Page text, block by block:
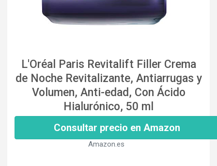
L'Oréal Paris Revitalift Filler Crema
de Noche Revitalizante, Antiarrugas y
Volumen, Anti-edad, Con Ácido
Hialurónico, 50 ml
Consultar precio en Amazon
Amazon.es